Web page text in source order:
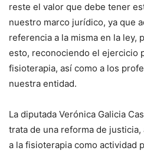
reste el valor que debe tener
nuestro marco jurídico, ya que
referencia a la misma en la ley,
esto, reconociendo el ejercicio
fisioterapia, así como a los
nuestra entidad.
La diputada Verónica Galicia
trata de una reforma de
a la fisioterapia como actividad